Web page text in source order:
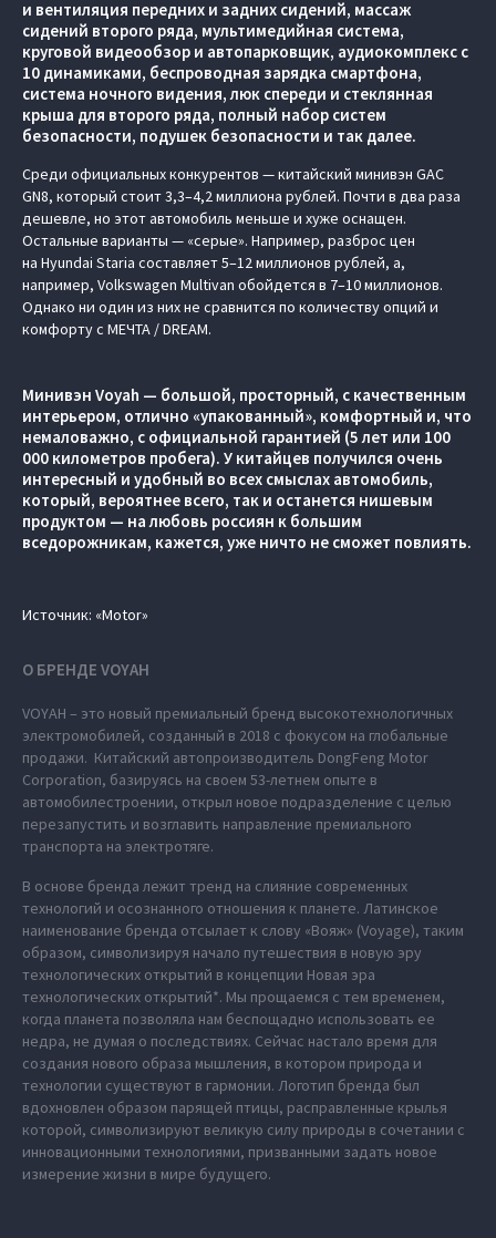
и вентиляция передних и задних сидений, массаж
сидений второго ряда, мультимедийная система,
круговой видеообзор и автопарковщик, аудиокомплекс с
10 динамиками, беспроводная зарядка смартфона,
система ночного видения, люк спереди и стеклянная
крыша для второго ряда, полный набор систем
безопасности, подушек безопасности и так далее.
Среди официальных конкурентов — китайский минивэн GAC
GN8, который стоит 3,3–4,2 миллиона рублей. Почти в два раза
дешевле, но этот автомобиль меньше и хуже оснащен.
Остальные варианты — «серые». Например, разброс цен
на Hyundai Staria составляет 5–12 миллионов рублей, а,
например, Volkswagen Multivan обойдется в 7–10 миллионов.
Однако ни один из них не сравнится по количеству опций и
комфорту с МЕЧТА / DREAM.
Минивэн Voyah — большой, просторный, с качественным
интерьером, отлично «упакованный», комфортный и, что
немаловажно, с официальной гарантией (5 лет или 100
000 километров пробега). У китайцев получился очень
интересный и удобный во всех смыслах автомобиль,
который, вероятнее всего, так и останется нишевым
продуктом — на любовь россиян к большим
вседорожникам, кажется, уже ничто не сможет повлиять.
Источник: «Motor»
О БРЕНДЕ VOYAH
VOYAH – это новый премиальный бренд высокотехнологичных
электромобилей, созданный в 2018 с фокусом на глобальные
продажи. Китайский автопроизводитель DongFeng Motor
Corporation, базируясь на своем 53-летнем опыте в
автомобилестроении, открыл новое подразделение с целью
перезапустить и возглавить направление премиального
транспорта на электротяге.
В основе бренда лежит тренд на слияние современных
технологий и осознанного отношения к планете. Латинское
наименование бренда отсылает к слову «Вояж» (Voyage), таким
образом, символизируя начало путешествия в новую эру
технологических открытий в концепции Новая эра
технологических открытий*. Мы прощаемся с тем временем,
когда планета позволяла нам беспощадно использовать ее
недра, не думая о последствиях. Сейчас настало время для
создания нового образа мышления, в котором природа и
технологии существуют в гармонии. Логотип бренда был
вдохновлен образом парящей птицы, расправленные крылья
которой, символизируют великую силу природы в сочетании с
инновационными технологиями, призванными задать новое
измерение жизни в мире будущего.